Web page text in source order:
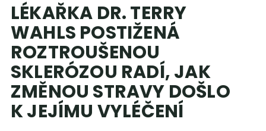
LÉKAŘKA DR. TERRY
WAHLS POSTIŽENÁ
ROZTROUŠENOU
SKLERÓZOU RADÍ, JAK
ZMĚNOU STRAVY DOŠLO
K JEJÍMU VYLÉČENÍ